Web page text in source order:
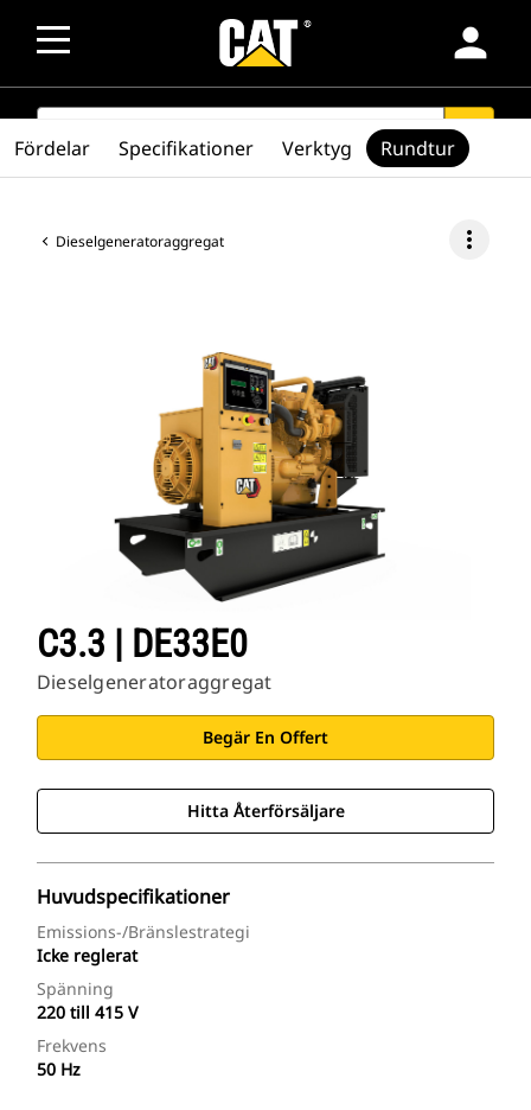
person
SEARCH search
Dieselgeneratoraggregat more_vert
C3.3 | DE33E0
Dieselgeneratoraggregat
Begär En Offert
Hitta Återförsäljare
Huvudspecifikationer
Emissions-/bränslestrategi
Icke reglerat
Spänning
220 till 415 V
Frekvens
50 Hz
Fördelar Specifikationer Verktyg Rundtur